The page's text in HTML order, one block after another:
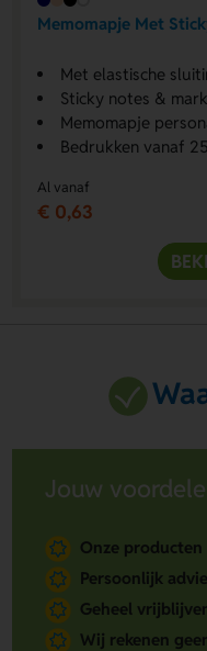
Memomapje Met
Met elastische
Sticky notes &
Memomapje
Bedrukken vanaf
Al vanaf
€ 0,63
Jouw
Onze
Persoonlijk
Geheel
Wij rekenen